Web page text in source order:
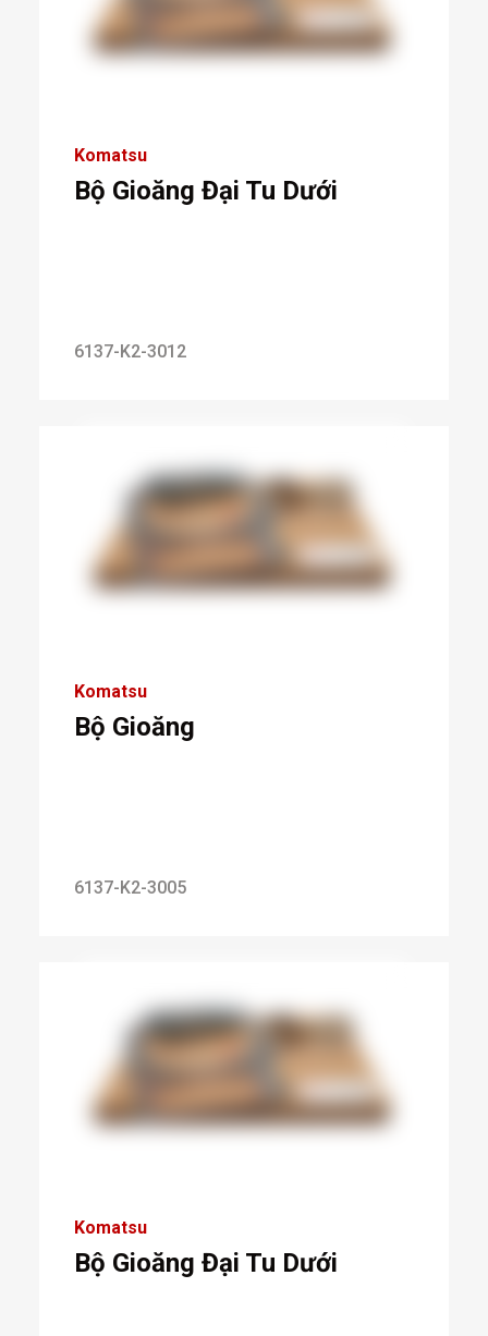
Komatsu
Bộ Gioăng Đại Tu Dưới
6137-K2-3012
Komatsu
Bộ Gioăng
6137-K2-3005
Komatsu
Bộ Gioăng Đại Tu Dưới